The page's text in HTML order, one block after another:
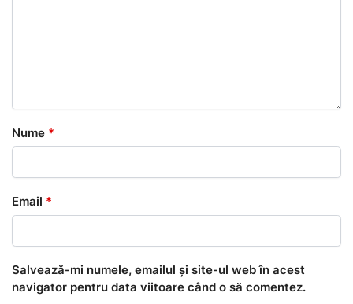
Nume *
Email *
Salvează-mi numele, emailul și site-ul web în acest
navigator pentru data viitoare când o să comentez.